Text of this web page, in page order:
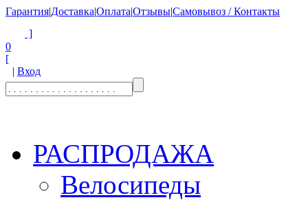
Гарантия|Доставка|Оплата|Отзывы|Самовывоз / Контакты
]
0
[
| Вход
РАСПРОДАЖА
Велосипеды